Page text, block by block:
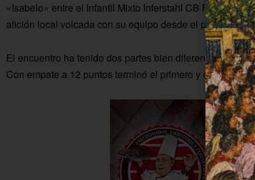
«Isabelo» entre el Infantil Mixto Inferstahl CB Fuente
afición local volcada con su equipo desde el primer al
El encuentro ha tenido dos partes bien diferenciadas.
Con empate a 12 puntos terminó el primero y con 23-24